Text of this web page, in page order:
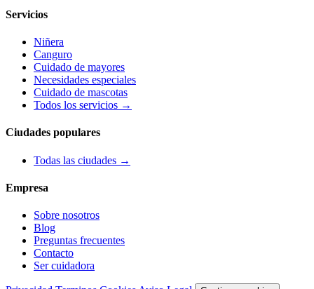
Servicios
Niñera
Canguro
Cuidado de mayores
Necesidades especiales
Cuidado de mascotas
Todos los servicios →
Ciudades populares
Todas las ciudades →
Empresa
Sobre nosotros
Blog
Preguntas frecuentes
Contacto
Ser cuidadora